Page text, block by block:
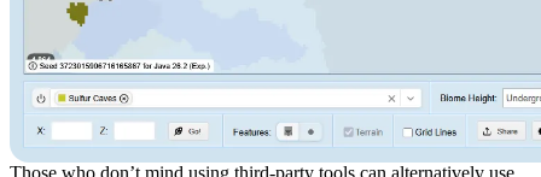
Those who don’t mind using third-party tools can alternatively use